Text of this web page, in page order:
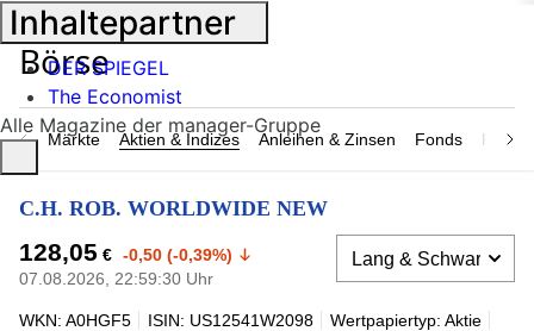
Märkte Aktien & Indizes Anleihen & Zinsen Fonds
C.H. ROB. WORLDWIDE NEW
128,05 € -0,50 (-0,39%)
07.08.2026, 22:59:30 Uhr
WKN: A0HGF5 ISIN: US12541W2098
Wertpapiertyp: Aktie
Inhaltepartner
DER SPIEGEL
The Economist
Alle Magazine der manager-Gruppe